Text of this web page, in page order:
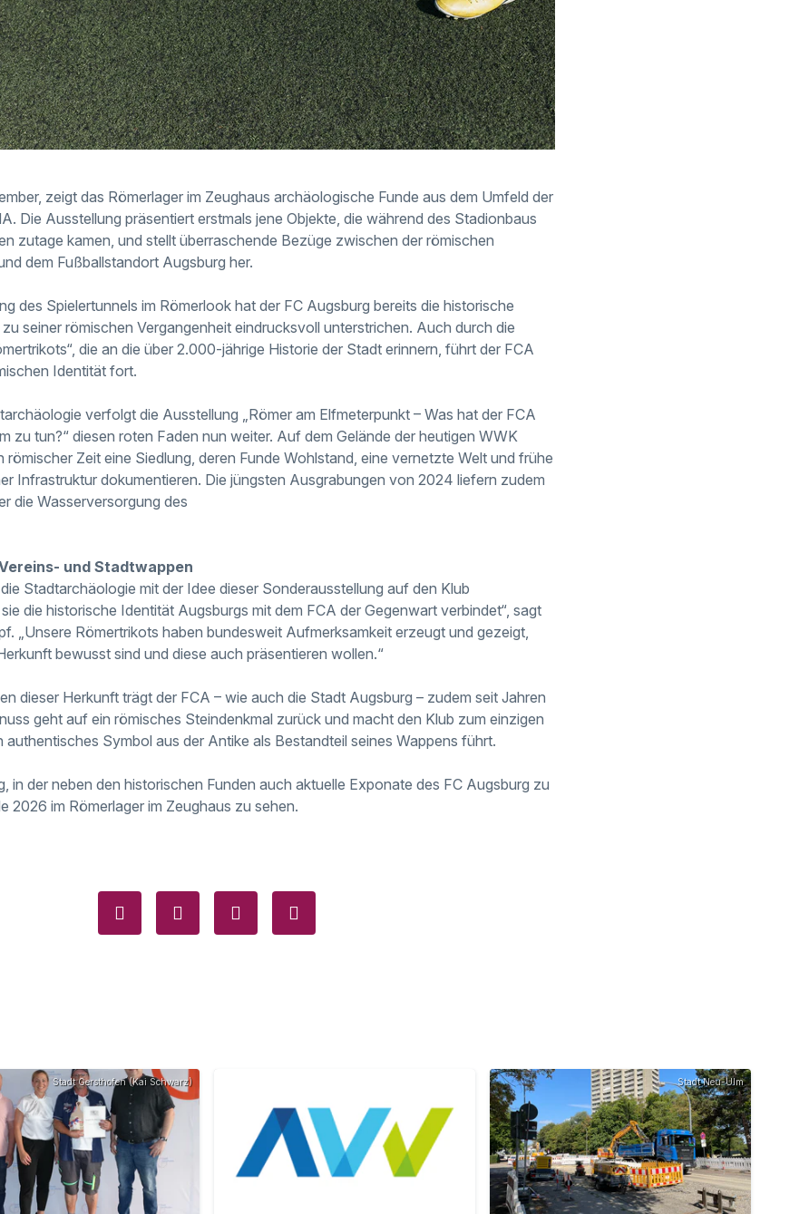
zeigt das Römerlager im Zeughaus archäologische Funde aus dem Umfeld der
Die Ausstellung präsentiert erstmals jene Objekte, die während des Stadionbaus
zutage kamen, und stellt überraschende Bezüge zwischen der römischen
dem Fußballstandort Augsburg her.
des Spielertunnels im Römerlook hat der FC Augsburg bereits die historische
seiner römischen Vergangenheit eindrucksvoll unterstrichen. Auch durch die
die an die über 2.000-jährige Historie der Stadt erinnern, führt der FCA
Identität fort.
verfolgt die Ausstellung „Römer am Elfmeterpunkt – Was hat der FCA
zu tun?“ diesen roten Faden nun weiter. Auf dem Gelände der heutigen WWK
römischer Zeit eine Siedlung, deren Funde Wohlstand, eine vernetzte Welt und frühe
Infrastruktur dokumentieren. Die jüngsten Ausgrabungen von 2024 liefern zudem
die Wasserversorgung des
und Stadtwappen
die Stadtarchäologie mit der Idee dieser Sonderausstellung auf den Klub
die historische Identität Augsburgs mit dem FCA der Gegenwart verbindet“, sagt
„Unsere Römertrikots haben bundesweit Aufmerksamkeit erzeugt und gezeigt,
bewusst sind und diese auch präsentieren wollen.“
dieser Herkunft trägt der FCA – wie auch die Stadt Augsburg – zudem seit Jahren
geht auf ein römisches Steindenkmal zurück und macht den Klub zum einzigen
authentisches Symbol aus der Antike als Bestandteil seines Wappens führt.
in der neben den historischen Funden auch aktuelle Exponate des FC Augsburg zu
2026 im Römerlager im Zeughaus zu sehen.
Stadt Gersthofen (Kai Schwarz) Stadt Neu-Ulm